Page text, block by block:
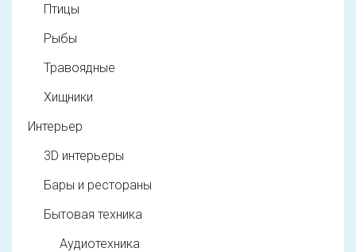
Птицы
Рыбы
Травоядные
Хищники
Интерьер
3D интерьеры
Бары и рестораны
Бытовая техника
Аудиотехника